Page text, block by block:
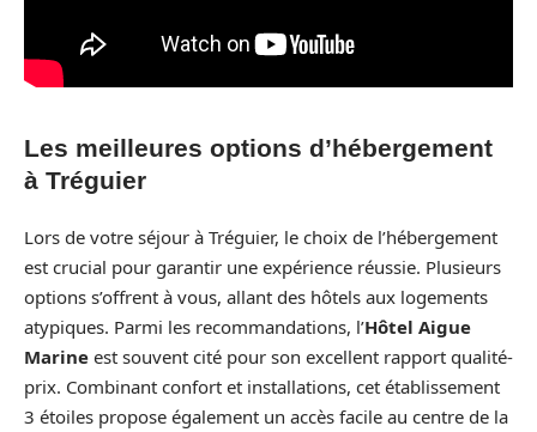
Les meilleures options d’hébergement
à Tréguier
Lors de votre séjour à Tréguier, le choix de l’hébergement
est crucial pour garantir une expérience réussie. Plusieurs
options s’offrent à vous, allant des hôtels aux logements
atypiques. Parmi les recommandations, l’Hôtel Aigue
Marine est souvent cité pour son excellent rapport qualité-
prix. Combinant confort et installations, cet établissement
3 étoiles propose également un accès facile au centre de la